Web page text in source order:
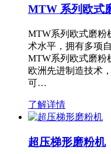
MTW 系列欧式
MTW系列欧式磨粉
术水平，拥有多项
MTW系列欧式磨粉
欧洲先进制造技术
可…
了解详情
超压梯形磨粉机